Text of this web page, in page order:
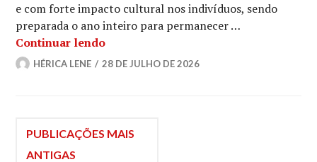
e com forte impacto cultural nos indivíduos, sendo
preparada o ano inteiro para permanecer …
Continuar lendoO poder simbólico da guerra de
HÉRICA LENE 28 DE JULHO DE 2026
Navegação
PUBLICAÇÕES MAIS
ANTIGAS